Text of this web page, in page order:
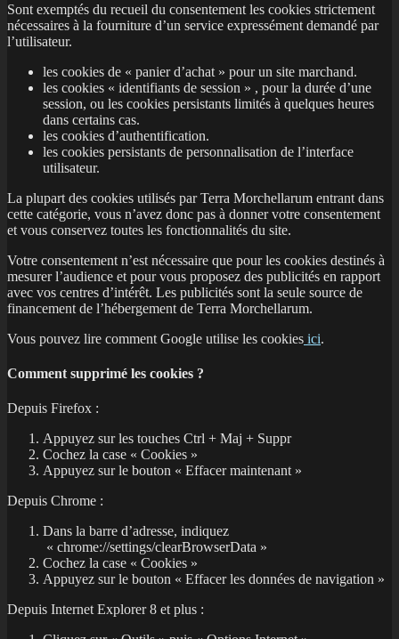
Sont exemptés du recueil du consentement les cookies strictement
nécessaires à la fourniture d’un service expressément demandé par
l’utilisateur.
les cookies de « panier d’achat » pour un site marchand.
les cookies « identifiants de session » , pour la durée d’une
session, ou les cookies persistants limités à quelques heures
dans certains cas.
les cookies d’authentification.
les cookies persistants de personnalisation de l’interface
utilisateur.
La plupart des cookies utilisés par Terra Morchellarum entrant dans
cette catégorie, vous n’avez donc pas à donner votre consentement
et vous conservez toutes les fonctionnalités du site.
Votre consentement n’est nécessaire que pour les cookies destinés à
mesurer l’audience et pour vous proposez des publicités en rapport
avec vos centres d’intérêt. Les publicités sont la seule source de
financement de l’hébergement de Terra Morchellarum.
Vous pouvez lire comment Google utilise les cookies ici.
Comment supprimé les cookies ?
Depuis Firefox :
Appuyez sur les touches Ctrl + Maj + Suppr
Cochez la case « Cookies »
Appuyez sur le bouton « Effacer maintenant »
Depuis Chrome :
Dans la barre d’adresse, indiquez
« chrome://settings/clearBrowserData »
Cochez la case « Cookies »
Appuyez sur le bouton « Effacer les données de navigation »
Depuis Internet Explorer 8 et plus :